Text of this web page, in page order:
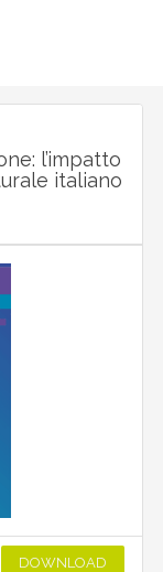
l’impatto
italiano
DOWNLOAD